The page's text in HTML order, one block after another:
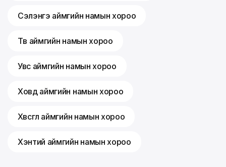
Сэлэнгэ аймгийн намын хороо
Төв аймгийн намын хороо
Увс аймгийн намын хороо
Ховд аймгийн намын хороо
Хөвсгөл аймгийн намын хороо
Хэнтий аймгийн намын хороо